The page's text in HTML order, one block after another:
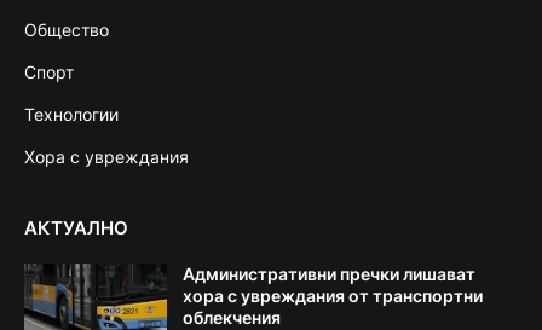
Общество
Спорт
Технологии
Хора с увреждания
АКТУАЛНО
Административни пречки лишават
хора с увреждания от транспортни
облекчения